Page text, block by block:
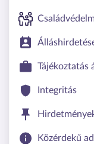
Tájékoztatás
Integritás
Közérdekű